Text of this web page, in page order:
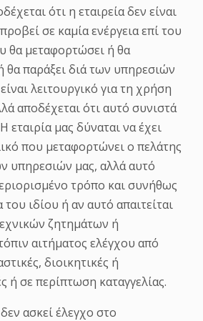
ότι η εταιρεία δεν είναι
σε καμία ενέργεια επί του
θα μεταφορτώσει ή θα
θα παράξει διά των υπηρεσιών
λειτουργικό για τη χρήση
αποδέχεται ότι αυτό συνιστά
εταιρία μας δύναται να έχει
που μεταφορτώνει ο πελάτης
υπηρεσιών μας, αλλά αυτό
τρόπο και συνήθως
του ιδίου ή αν αυτό απαιτείται
ζητημάτων ή
αιτήματος ελέγχου από
διοικητικές ή
ή σε περίπτωση καταγγελίας.
ασκεί έλεγχο στο